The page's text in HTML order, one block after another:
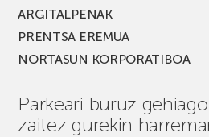
ARGITALPENAK
PRENTSA EREMUA
NORTASUN KORPORATIBOA
Parkeari buruz
zaitez gurekin